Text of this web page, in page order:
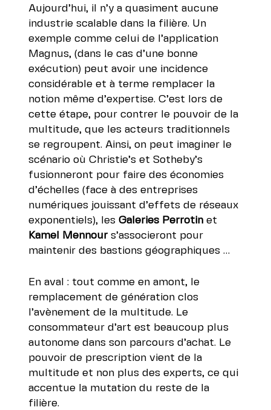
Aujourd’hui, il n’y a quasiment aucune
industrie scalable dans la filière. Un
exemple comme celui de l’application
Magnus, (dans le cas d’une bonne
exécution) peut avoir une incidence
considérable et à terme remplacer la
notion même d’expertise. C’est lors de
cette étape, pour contrer le pouvoir de la
multitude, que les acteurs traditionnels
se regroupent. Ainsi, on peut imaginer le
scénario où Christie’s et Sotheby’s
fusionneront pour faire des économies
d’échelles (face à des entreprises
numériques jouissant d’effets de réseaux
exponentiels), les Galeries Perrotinet
Kamel Mennours’associeront pour
maintenir des bastions géographiques …
En aval : tout comme en amont, le
remplacement de génération clos
l’avènement de la multitude. Le
consommateur d’art est beaucoup plus
autonome dans son parcours d’achat. Le
pouvoir de prescription vient de la
multitude et non plus des experts, ce qui
accentue la mutation du reste de la
filière.